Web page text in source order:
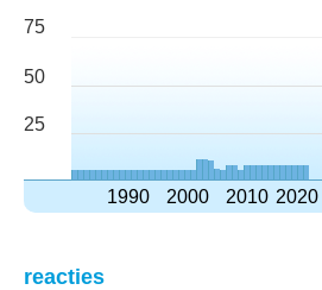
75
50
25
1990 2000 2010 2020
reacties